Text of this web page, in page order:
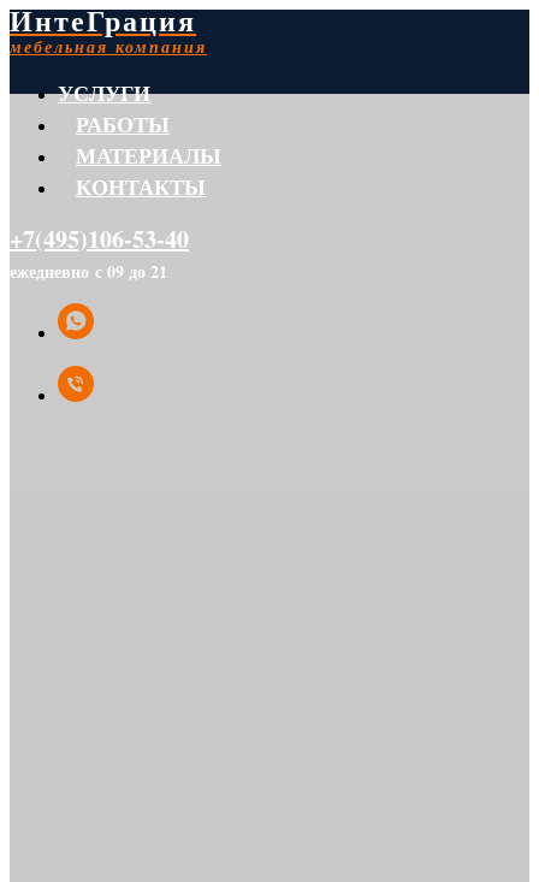
ИнтеГрация
мебельная компания
УСЛУГИ
РАБОТЫ
МАТЕРИАЛЫ
КОНТАКТЫ
+7(495)106-53-40
ежедневно с 09 до 21